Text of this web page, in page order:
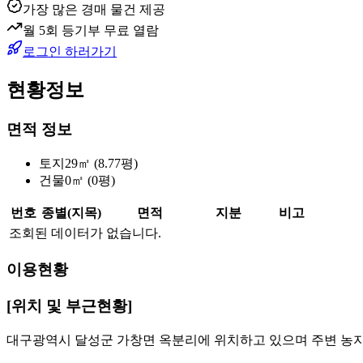
가장 많은 경매 물건 제공
월 5회 등기부 무료 열람
로그인 하러가기
현황정보
면적 정보
토지 29㎡ (8.77평)
건물0㎡ (0평)
번호 종별(지목) 면적 지분
비고
조회된 데이터가 없습니다.
이용현황
[위치 및 부근현황]
대구광역시 달성군 가창면 옥분리에 위치하고 있으며 주변 농